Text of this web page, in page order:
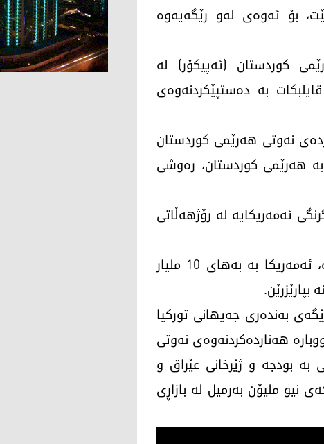
بۆ ئه‌وه‌ی له‌و رێگه‌یه‌وه‌
هەرێمی کوردستان (ئەپیکۆر) لە
بە دەستپێکردنەوەی
نەوتی هەرێمی کوردستان
هەرێمی کوردستان، رەوشی
ئەمەریکایە لە رۆژهەڵاتی
کۆمەڵەی پیشەسازی نەوتی هەرێمی کوردستان ئاماژەی بەوەش داوە، ئەمەریکا بە بەهای 10 ملیار
له‌ رێگه‌ی به‌نده‌ری جه‌یهانی توركیا
هه‌نارده‌كردنه‌وه‌ی نه‌وتی
بودجە و ژێرخانی عێراق و
نیو ملیۆن بەرمیل لە بازاڕی